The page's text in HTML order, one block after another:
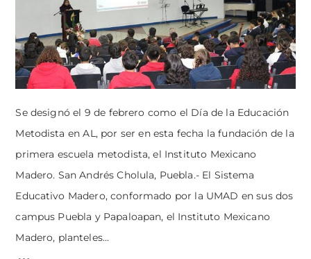
Se designó el 9 de febrero como el Día de la Educación
Metodista en AL, por ser en esta fecha la fundación de la
primera escuela metodista, el Instituto Mexicano
Madero. San Andrés Cholula, Puebla.- El Sistema
Educativo Madero, conformado por la UMAD en sus dos
campus Puebla y Papaloapan, el Instituto Mexicano
Madero, planteles...